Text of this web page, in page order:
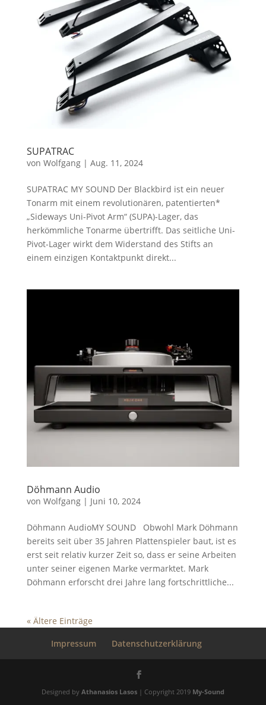
SUPATRAC
von Wolfgang| Aug. 11, 2024
SUPATRAC MY SOUND Der Blackbird ist ein neuer
Tonarm mit einem revolutionären, patentierten*
„Sideways Uni-Pivot Arm“ (SUPA)-Lager, das
herkömmliche Tonarme übertrifft. Das seitliche Uni-
Pivot-Lager wirkt dem Widerstand des Stifts an
einem einzigen Kontaktpunkt direkt...
Döhmann Audio
von Wolfgang| Juni 10, 2024
Döhmann AudioMY SOUND Obwohl Mark Döhmann
bereits seit über 35 Jahren Plattenspieler baut, ist es
erst seit relativ kurzer Zeit so, dass er seine Arbeiten
unter seiner eigenen Marke vermarktet. Mark
Döhmann erforscht drei Jahre lang fortschrittliche...
« Ältere Einträge
Impressum
Datenschutzerklärung
Designed by Athanasios Lasos| Copyright 2019 My-Sound